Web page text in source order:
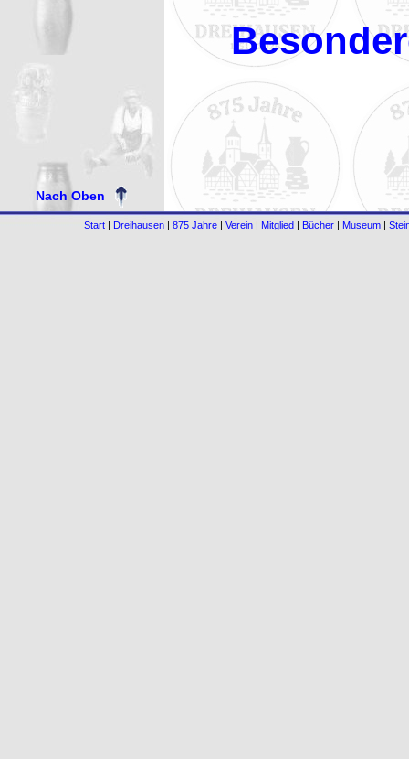
Nach Oben
Start| Dreihausen| 875 Jahre| Verein| Mitglied| Bücher| Museum|